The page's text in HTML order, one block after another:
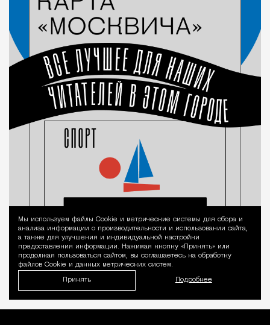
Уведомление
Мы используем файлы Сookie и метрические системы для сбора и
анализа информации о производительности и использовании сайта,
а также для улучшения и индивидуальной настройки
предоставления информации. Нажимая кнопку «Принять» или
продолжая пользоваться сайтом, вы соглашаетесь на обработку
файлов Cookie и данных метрических систем.
Принять Подробнее